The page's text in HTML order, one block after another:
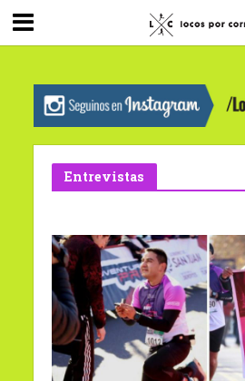
G-0X2PD3RFLV
Entrevistas